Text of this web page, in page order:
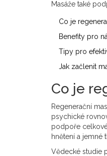
Masáže také
Co je
Benefity pro
Tipy pro
Jak začlenit
Co je
Regenerační
psychické
podpoře
hnětení a jemné
Vědecké studie